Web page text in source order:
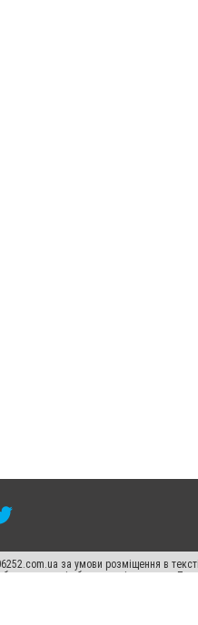
за умови розміщення в
в тексті або в якості джерела.